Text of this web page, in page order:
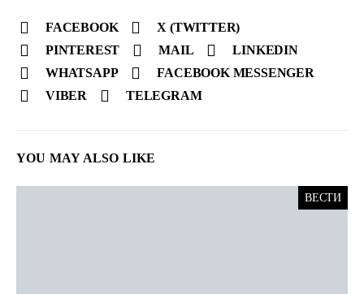
FACEBOOK
X (TWITTER)
PINTEREST
MAIL
LINKEDIN
WHATSAPP
FACEBOOK MESSENGER
VIBER
TELEGRAM
YOU MAY ALSO LIKE
ВЕСТИ